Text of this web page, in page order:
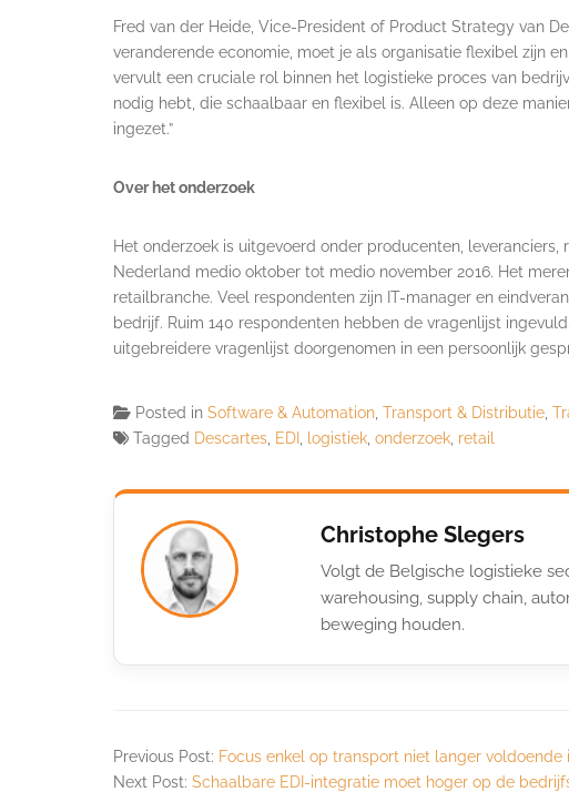
Fred van der Heide, Vice-President of Product Strategy van
veranderende economie, moet je als organisatie flexibel zijn
vervult een cruciale rol binnen het logistieke proces van
nodig hebt, die schaalbaar en flexibel is. Alleen op deze
ingezet.”
Over het onderzoek
Het onderzoek is uitgevoerd onder producenten,
Nederland medio oktober tot medio november 2016. Het
retailbranche. Veel respondenten zijn IT-manager en
bedrijf. Ruim 140 respondenten hebben de vragenlijst
uitgebreidere vragenlijst doorgenomen in een persoonlijk
Posted in Software & Automation Transport & Distributie
Tagged Descartes EDI logistiek onderzoek retail
Christophe Slegers
Volgt de Belgische logistieke
warehousing, supply chain,
beweging houden.
Previous Post: Focus enkel op transport niet langer
Next Post: Schaalbare EDI-integratie moet hoger op de